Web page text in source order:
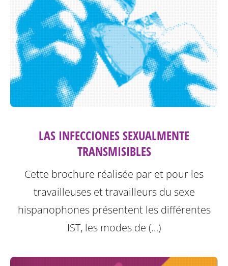
LAS INFECCIONES SEXUALMENTE
TRANSMISIBLES
Cette brochure réalisée par et pour les
travailleuses et travailleurs du sexe
hispanophones présentent les différentes
IST, les modes de (…)